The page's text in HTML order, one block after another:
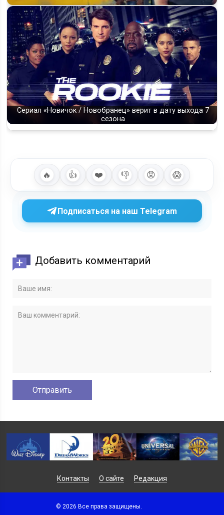
«Новичок / Новобранец» (The Rookie): будет ли 9 сезон и
когда выйдет на ABC
Сериал «Новичок / Новобранец» верит в дату выхода 7
сезона
🔥 👍 ❤️ 👎 😡 😱
Подписаться на наш Telegram
Добавить комментарий
Контакты О сайте Редакция
© 2026 Все права защищены.